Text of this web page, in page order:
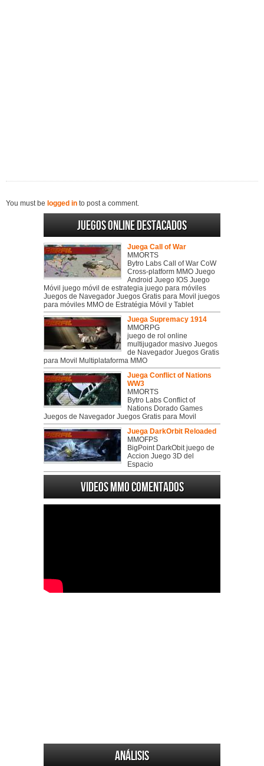
You must be logged in to post a comment.
Juegos online destacados
Juega Call of War
MMORTS
Bytro Labs Call of War CoW
Cross-platform MMO Juego
Android Juego IOS Juego
Móvil juego móvil de estrategia juego para móviles
Juegos de Navegador Juegos Gratis para Movil juegos
para móviles MMO de Estratégia Móvil y Tablet
Juega Supremacy 1914
MMORPG
juego de rol online
multijugador masivo Juegos
de Navegador Juegos Gratis
para Movil Multiplataforma MMO
Juega Conflict of Nations
WW3
MMORTS
Bytro Labs Conflict of
Nations Dorado Games
Juegos de Navegador Juegos Gratis para Movil
Juega DarkOrbit Reloaded
MMOFPS
BigPoint DarkObit juego de
Accion Juego 3D del
Espacio
Videos MMO Comentados
Análisis